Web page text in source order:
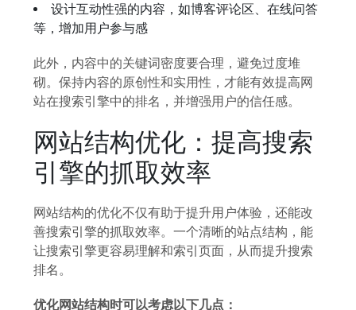
设计互动性强的内容，如博客评论区、在线问答
等，增加用户参与感
此外，内容中的关键词密度要合理，避免过度堆
砌。保持内容的原创性和实用性，才能有效提高网
站在搜索引擎中的排名，并增强用户的信任感。
网站结构优化：提高搜索
引擎的抓取效率
网站结构的优化不仅有助于提升用户体验，还能改
善搜索引擎的抓取效率。一个清晰的站点结构，能
让搜索引擎更容易理解和索引页面，从而提升搜索
排名。
优化网站结构时可以考虑以下几点：